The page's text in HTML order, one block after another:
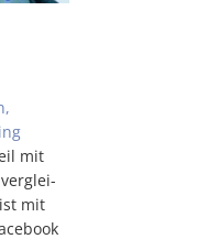
,
mit
mit